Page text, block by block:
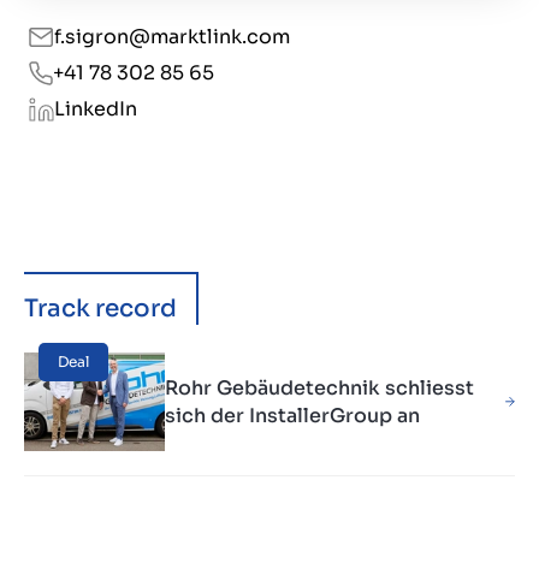
f.sigron@marktlink.com
+41 78 302 85 65
LinkedIn
Track record
Deal
Rohr Gebäudetechnik schliesst
sich der InstallerGroup an